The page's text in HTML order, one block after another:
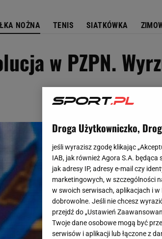
NOŻNA TENIS SIATKÓWKA
w PZPN.
Droga Użytkowniczko,
jeśli wyrazisz zgodę klikając
IAB, jak również Agora S.A.
jak adresy IP, adresy e-mail czy
marketingowych, w szczególności
w swoich serwisach, aplikacjach i
dobrowolne. Jeśli nie chcesz
przejdź do „Ustawień
Twoje dane osobowe mogą być
serwisów i aplikacji lub łączone z